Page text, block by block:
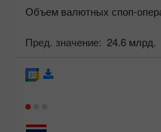
Объем валютных споп-
Пред. значение: 24.6 млрд.